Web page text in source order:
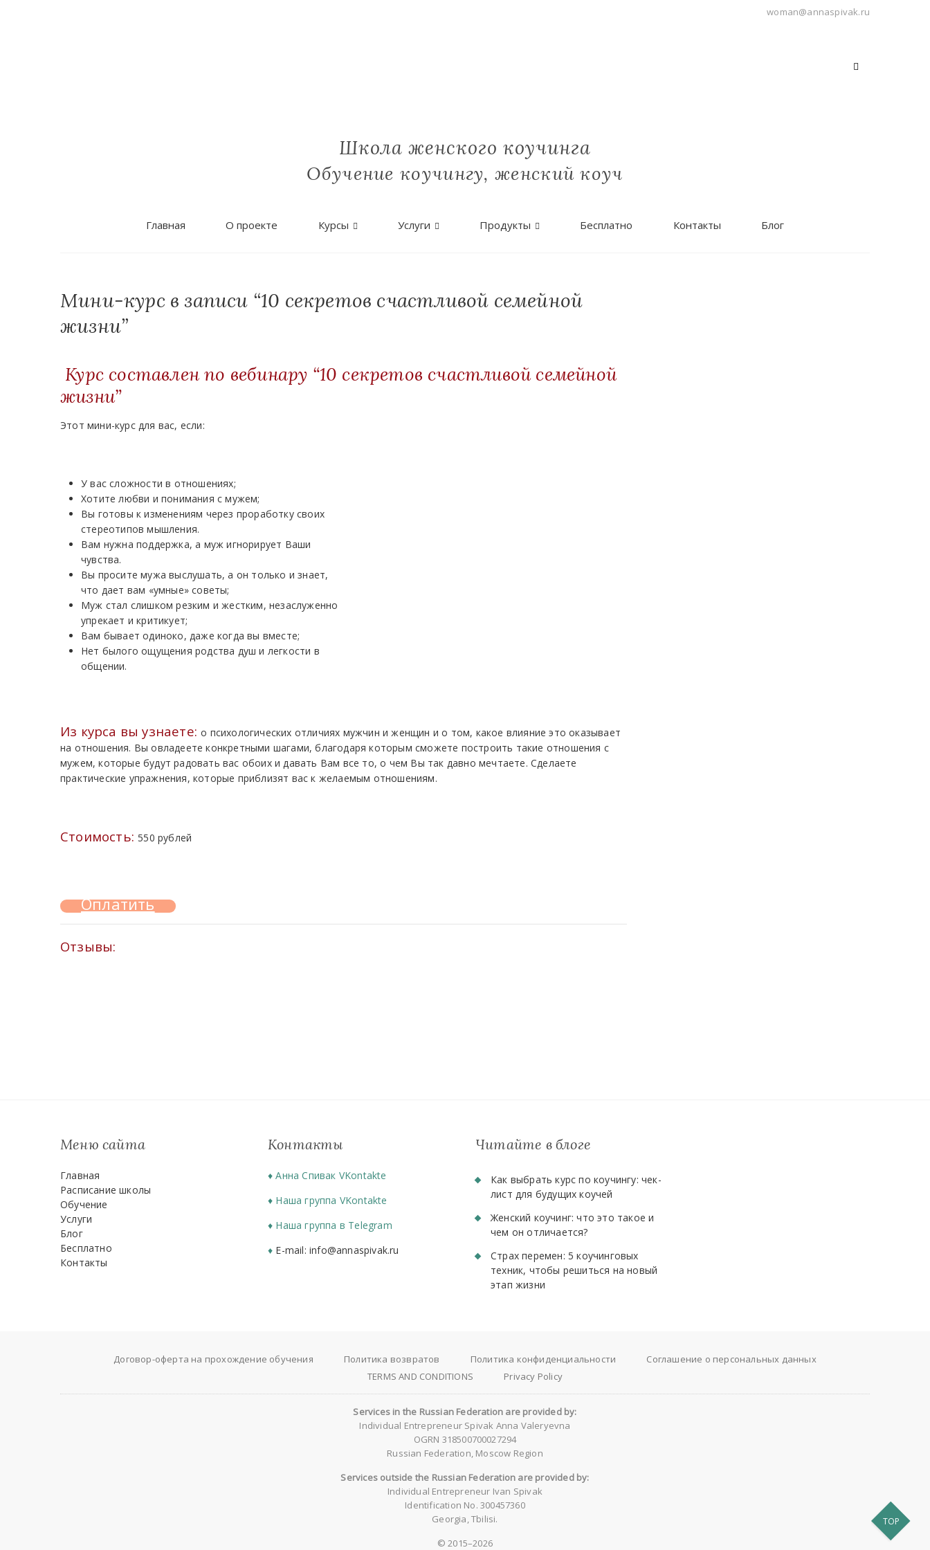
woman@annaspivak.ru
Школа женского коучинга
Обучение коучингу, женский коуч
Главная О проекте Курсы Услуги Продукты Бесплатно Контакты Блог
Мини-курс в записи “10 секретов счастливой семейной
жизни”
Курс составлен по вебинару “10 секретов счастливой семейной
жизни”
Этот мини-курс для вас, если:
У вас сложности в отношениях;
Хотите любви и понимания с мужем;
Вы готовы к изменениям через проработку своих
стереотипов мышления.
Вам нужна поддержка, а муж игнорирует Ваши
чувства.
Вы просите мужа выслушать, а он только и знает,
что дает вам «умные» советы;
Муж стал слишком резким и жестким, незаслуженно
упрекает и критикует;
Вам бывает одиноко, даже когда вы вместе;
Нет былого ощущения родства душ и легкости в
общении.
Из курса вы узнаете:о психологических отличиях мужчин и женщин и о том, какое влияние это оказывает
на отношения. Вы овладеете конкретными шагами, благодаря которым сможете построить такие отношения с
мужем, которые будут радовать вас обоих и давать Вам все то, о чем Вы так давно мечтаете. Сделаете
практические упражнения, которые приблизят вас к желаемым отношениям.
Стоимость:550 рублей
Оплатить
Отзывы:
Меню сайта
Главная
Расписание школы
Обучение
Услуги
Блог
Бесплатно
Контакты
Контакты
♦ Анна Спивак VKontakte
♦ Наша группа VKontakte
♦ Наша группа в Telegram
♦ E-mail: info@annaspivak.ru
Читайте в блоге
Как выбрать курс по коучингу: чек-
лист для будущих коучей
Женский коучинг: что это такое и
чем он отличается?
Страх перемен: 5 коучинговых
техник, чтобы решиться на новый
этап жизни
Договор-оферта на прохождение обучения Политика возвратов Политика конфиденциальности
Соглашение о персональных данных
TERMS AND CONDITIONS
Privacy Policy
Services in the Russian Federation are provided by:
Individual Entrepreneur Spivak Anna Valeryevna
OGRN 318500700027294
Russian Federation, Moscow Region
Services outside the Russian Federation are provided by:
Individual Entrepreneur Ivan Spivak
Identification No. 300457360
Georgia, Tbilisi.
© 2015–2026
TOP